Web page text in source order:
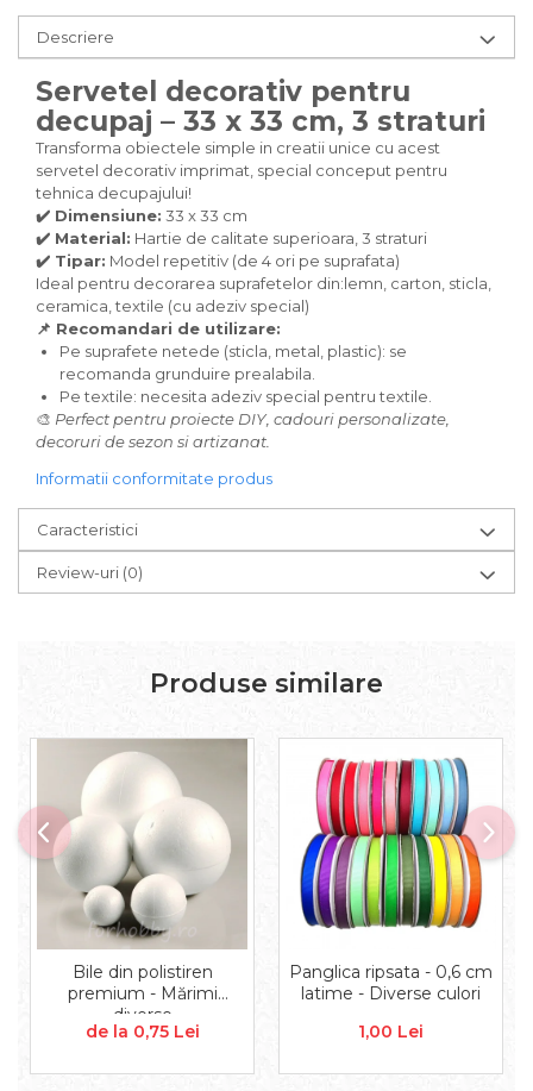
Carton/Hartie unicolor
Hartie creponata
Hartie dantelata
Hartie matase
Hartie origami
Hartie reciclata/manuala
Plicuri
Carton
Rame, albume, notesuri
Forme/Figurine carton
Panglici, snururi, sarma
Dantela
Panglici craciun
Panglici decor
Snur/sfoara/fir
Metal
Aplice decor
Sticla
Stampile lemn
Stampile silicon
Ustensile, aparate
Cutter, trimmer
Perforatoare
Pistoale de lipit
Traforaj, pirogravura
Ustensile
Polistiren
Ceramica
Accesorii floristica
Descriere
Servetel decorativ pentru
decupaj – 33 x 33 cm, 3 straturi
Transforma obiectele simple in creatii unice cu acest
servetel decorativ imprimat, special conceput pentru
tehnica decupajului!
✔️ Dimensiune: 33 x 33 cm
✔️ Material: Hartie de calitate superioara, 3 straturi
✔️ Tipar: Model repetitiv (de 4 ori pe suprafata)
Ideal pentru decorarea suprafetelor din:lemn, carton, sticla,
ceramica, textile (cu adeziv special)
📌 Recomandari de utilizare:
Pe suprafete netede (sticla, metal, plastic): se
recomanda grunduire prealabila.
Pe textile: necesita adeziv special pentru textile.
🎨 Perfect pentru proiecte DIY, cadouri personalizate,
decoruri de sezon si artizanat.
Informatii conformitate produs
Caracteristici
Review-uri (0)
Produse similare
Bile din polistiren
premium - Mărimi
diverse
de la 0,75 Lei
Panglica ripsata - 0,6 cm
latime - Diverse culori
1,00 Lei